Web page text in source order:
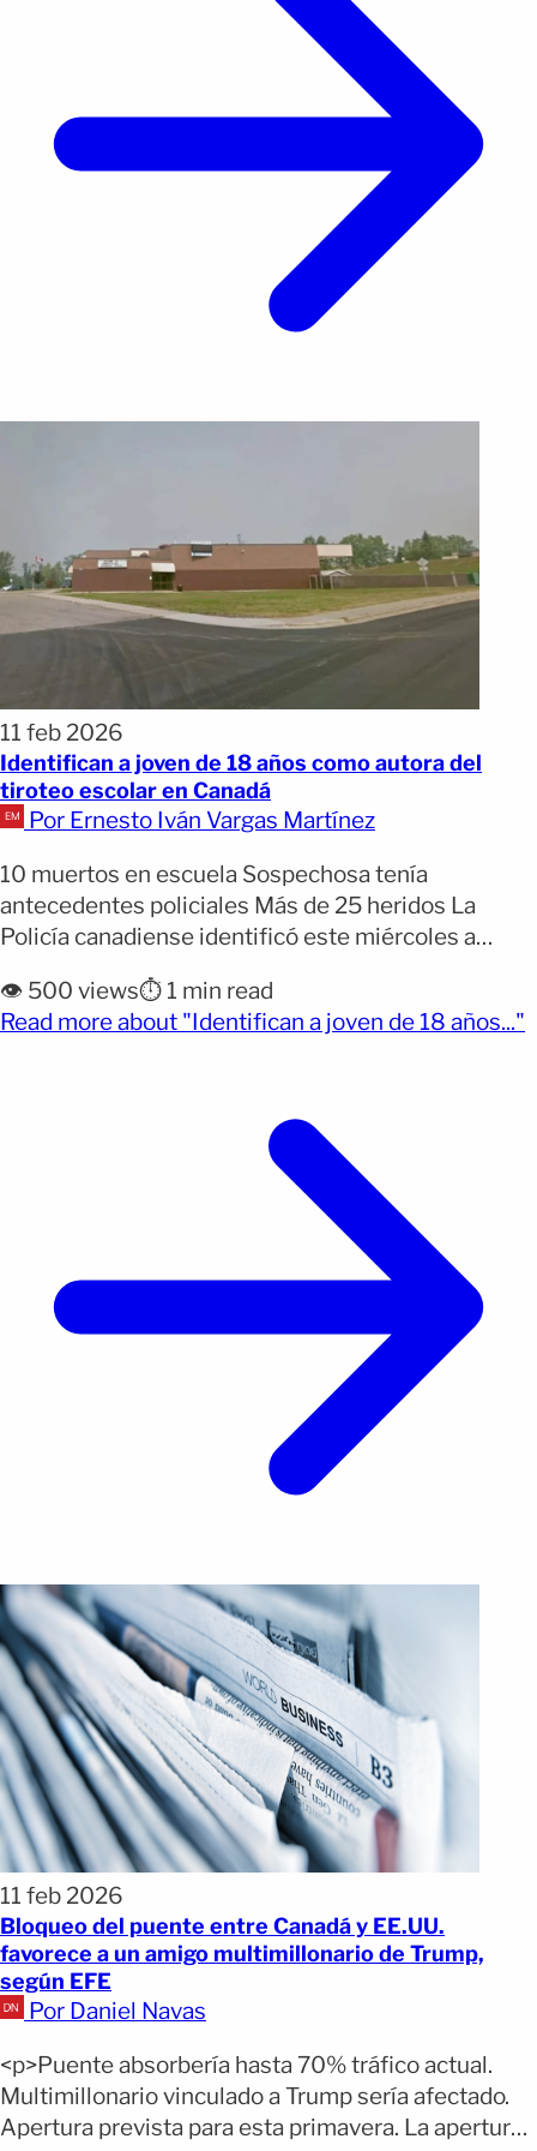
11 feb 2026
Identifican a joven de 18 años como autora del
tiroteo escolar en Canadá
Por Ernesto Iván Vargas Martínez
10 muertos en escuela Sospechosa tenía
antecedentes policiales Más de 25 heridos La
Policía canadiense identificó este miércoles a
autora del tiroteo ocurrido en una escuela del oeste
de Canadá. El ataque dejó al menos diez personas
👁️ 500 views⏱️ 1 min read
Read more about "Identifican a joven de 18 años..."
11 feb 2026
Bloqueo del puente entre Canadá y EE.UU.
favorece a un amigo multimillonario de Trump,
según EFE
Por Daniel Navas
<p>Puente absorbería hasta 70% tráfico actual.
Multimillonario vinculado a Trump sería afectado.
Apertura prevista para esta primavera. La apertura